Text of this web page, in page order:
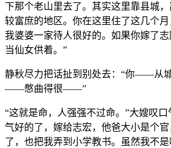
下那个老山里去了。其实这里靠县城
较富庶的地区。你在这里住了这几个月
我婆婆一家待人很好的。如果你嫁了
当仙女供着。”
静秋尽力把话扯到别处去：“你——从
——憋曲得很——”
“这就是命，人强强不过命。”大嫂叹
气好的了，嫁给志宏，他爸大小是个
了，也把我弄到小学教书。虽然我不